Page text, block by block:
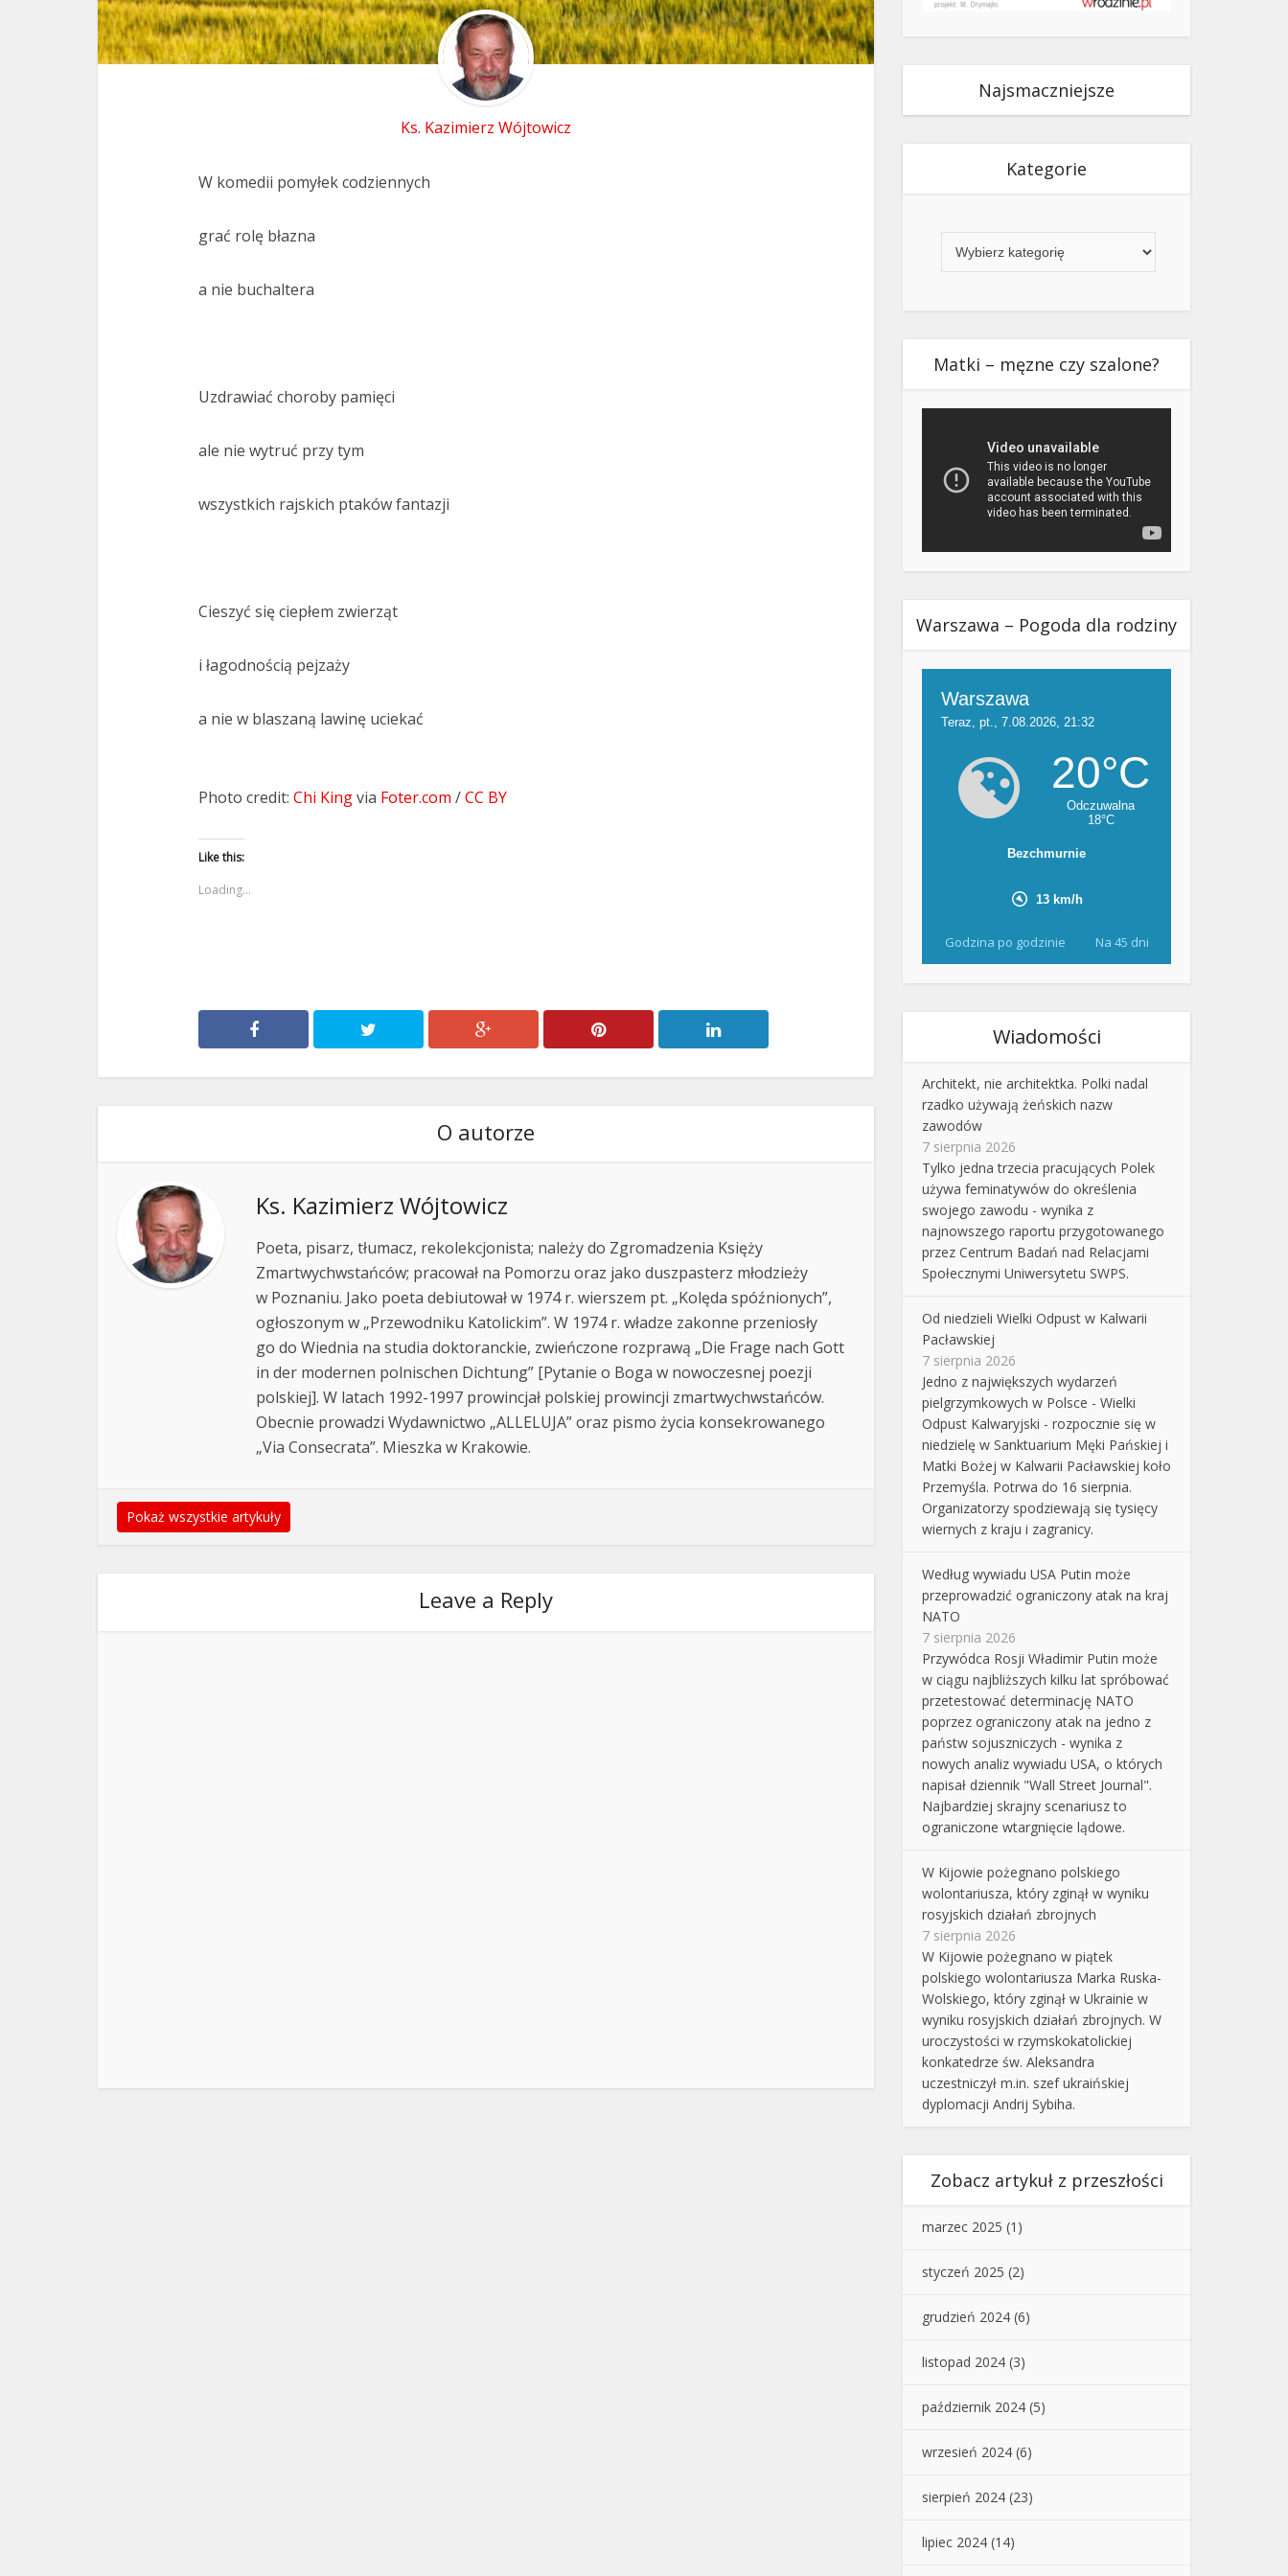
Ks. Kazimierz Wójtowicz
W komedii pomyłek codziennych
grać rolę błazna
a nie buchaltera
Uzdrawiać choroby pamięci
ale nie wytruć przy tym
wszystkich rajskich ptaków fantazji
Cieszyć się ciepłem zwierząt
i łagodnością pejzaży
a nie w blaszaną lawinę uciekać
Photo credit: Chi Kingvia Foter.com /CC BY
Like this:
Loading...
O autorze
Ks. Kazimierz Wójtowicz
Poeta, pisarz, tłumacz, rekolekcjonista; należy do Zgromadzenia Księży
Zmartwychwstańców; pracował na Pomorzu oraz jako duszpasterz młodzieży
w Poznaniu. Jako poeta debiutował w 1974 r. wierszem pt. „Kolęda spóźnionych”,
ogłoszonym w „Przewodniku Katolickim”. W 1974 r. władze zakonne przeniosły
go do Wiednia na studia doktoranckie, zwieńczone rozprawą „Die Frage nach Gott
in der modernen polnischen Dichtung” [Pytanie o Boga w nowoczesnej poezji
polskiej]. W latach 1992-1997 prowincjał polskiej prowincji zmartwychwstańców.
Obecnie prowadzi Wydawnictwo „ALLELUJA” oraz pismo życia konsekrowanego
„Via Consecrata”. Mieszka w Krakowie.
Pokaż wszystkie artykuły
Leave a Reply
Najsmaczniejsze
Kategorie
Matki – męzne czy szalone?
Warszawa – Pogoda dla rodziny
Godzina po godzinie Na 45 dni
Wiadomości
Architekt, nie architektka. Polki nadal
rzadko używają żeńskich nazw
zawodów
7 sierpnia 2026
Tylko jedna trzecia pracujących Polek
używa feminatywów do określenia
swojego zawodu - wynika z
najnowszego raportu przygotowanego
przez Centrum Badań nad Relacjami
Społecznymi Uniwersytetu SWPS.
Od niedzieli Wielki Odpust w Kalwarii
Pacławskiej
7 sierpnia 2026
Jedno z największych wydarzeń
pielgrzymkowych w Polsce - Wielki
Odpust Kalwaryjski - rozpocznie się w
niedzielę w Sanktuarium Męki Pańskiej i
Matki Bożej w Kalwarii Pacławskiej koło
Przemyśla. Potrwa do 16 sierpnia.
Organizatorzy spodziewają się tysięcy
wiernych z kraju i zagranicy.
Według wywiadu USA Putin może
przeprowadzić ograniczony atak na kraj
NATO
7 sierpnia 2026
Przywódca Rosji Władimir Putin może
w ciągu najbliższych kilku lat spróbować
przetestować determinację NATO
poprzez ograniczony atak na jedno z
państw sojuszniczych - wynika z
nowych analiz wywiadu USA, o których
napisał dziennik "Wall Street Journal".
Najbardziej skrajny scenariusz to
ograniczone wtargnięcie lądowe.
W Kijowie pożegnano polskiego
wolontariusza, który zginął w wyniku
rosyjskich działań zbrojnych
7 sierpnia 2026
W Kijowie pożegnano w piątek
polskiego wolontariusza Marka Ruska-
Wolskiego, który zginął w Ukrainie w
wyniku rosyjskich działań zbrojnych. W
uroczystości w rzymskokatolickiej
konkatedrze św. Aleksandra
uczestniczył m.in. szef ukraińskiej
dyplomacji Andrij Sybiha.
Zobacz artykuł z przeszłości
marzec 2025 (1)
styczeń 2025 (2)
grudzień 2024 (6)
listopad 2024 (3)
październik 2024 (5)
wrzesień 2024 (6)
sierpień 2024 (23)
lipiec 2024 (14)